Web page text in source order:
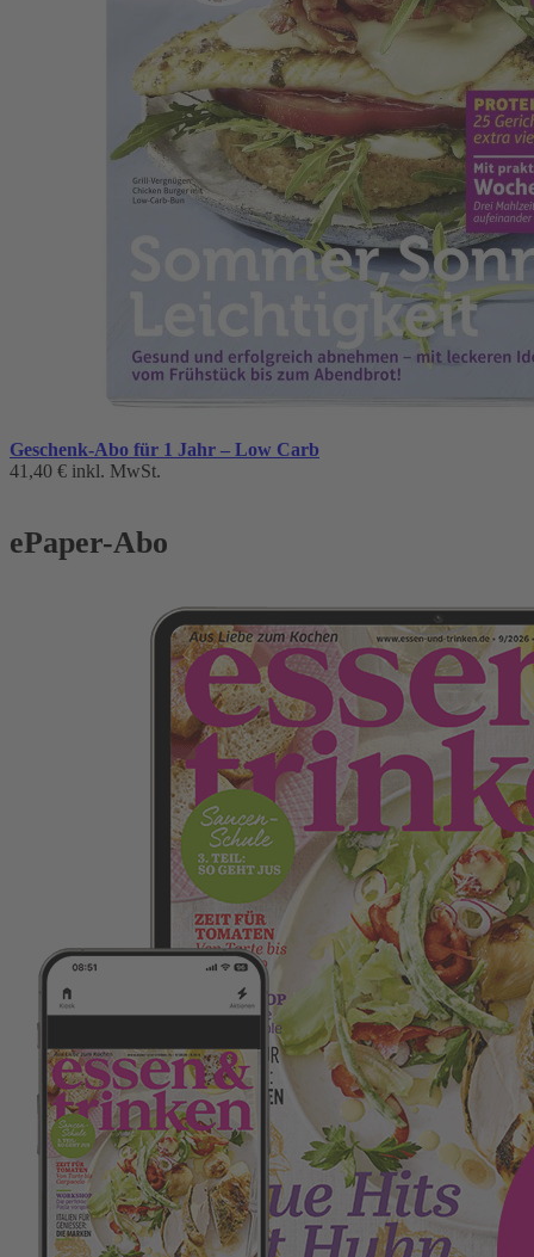
Geschenk-Abo für 1 Jahr – Low Carb
41,40 € inkl. MwSt.
ePaper-Abo